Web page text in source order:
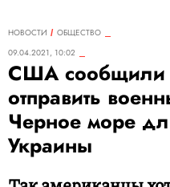
НОВОСТИ
ОБЩЕСТВО
09.04.2021, 10:02
США сообщили
отправить
Черное море
Украины